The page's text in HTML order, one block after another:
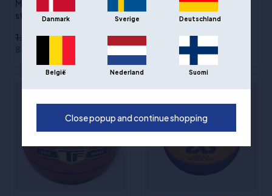
Molten BG4550 Kurv
størrelse 6
1.193,00 kr
849,00 kr
Wilson WNBA Authentic
Series Outdoor
447,00 kr
Danmark Sverige Deutschland
België Nederland Suomi
Close popup and continue shopping